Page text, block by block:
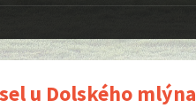
u Dolského mlýna